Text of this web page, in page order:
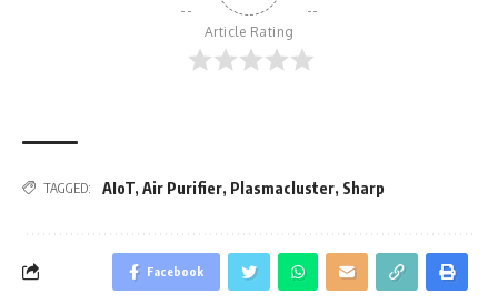
Article Rating
TAGGED: AIoT, Air Purifier, Plasmacluster, Sharp
Facebook